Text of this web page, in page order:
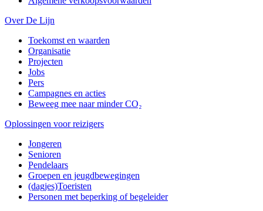
Over De Lijn
Toekomst en waarden
Organisatie
Projecten
Jobs
Pers
Campagnes en acties
Beweeg mee naar minder CO₂
Oplossingen voor reizigers
Jongeren
Senioren
Pendelaars
Groepen en jeugdbewegingen
(dagjes)Toeristen
Personen met beperking of begeleider